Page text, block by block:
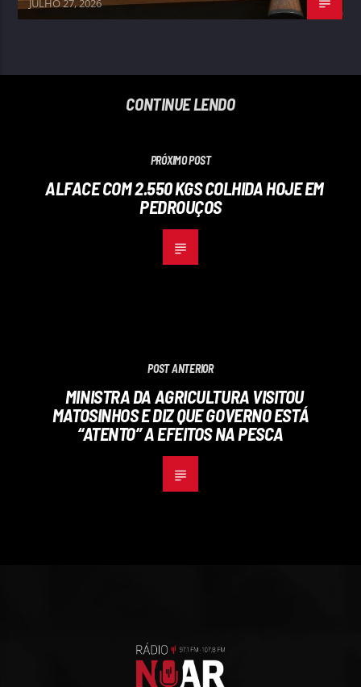
JULHO 27, 2026
CONTINUE LENDO
PRÓXIMO POST
ALFACE COM 2.550 KGS COLHIDA HOJE EM
PEDROUÇOS
POST ANTERIOR
MINISTRA DA AGRICULTURA VISITOU
MATOSINHOS E DIZ QUE GOVERNO ESTÁ
“ATENTO” A EFEITOS NA PESCA